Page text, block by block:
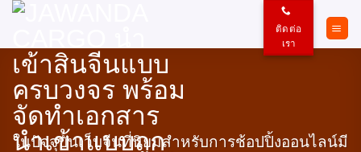
ข้าม
เนื้อหา
ติดต่อ
เรา
ในปัจจุบันเว็บจีนที่นิยมสำหรับการช้อปปิ้งออนไลน์มี